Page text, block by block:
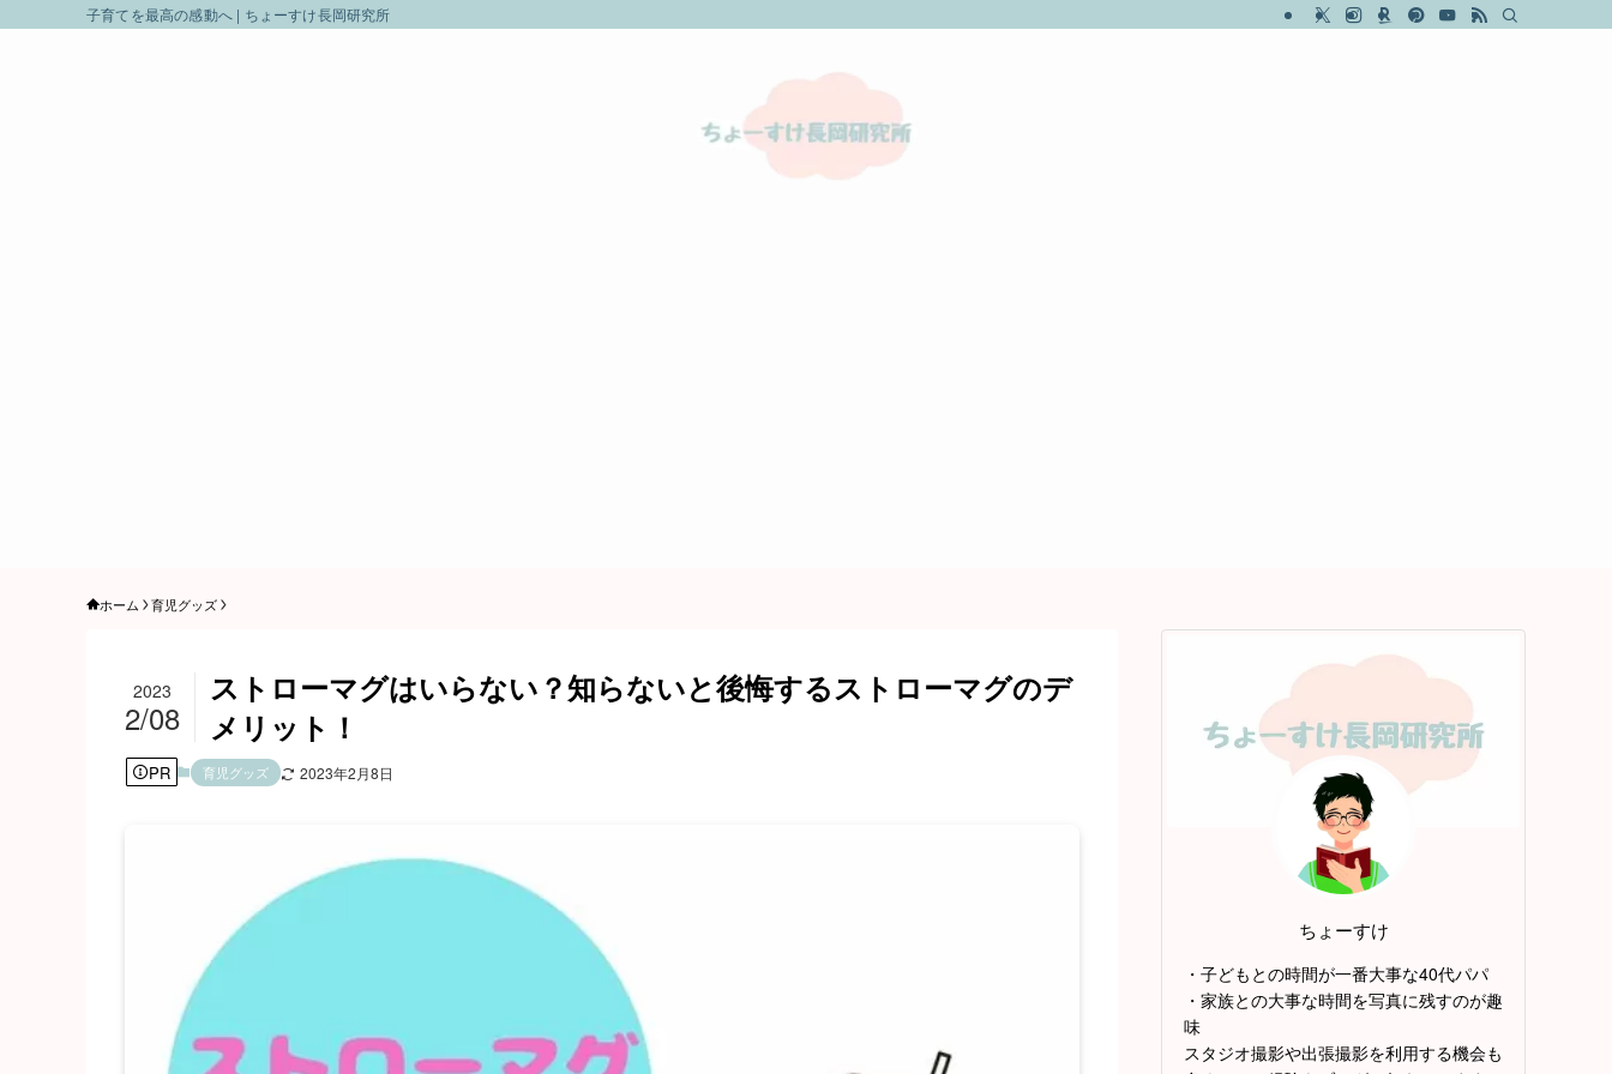
子育てを最高の感動へ | ちょーすけ長岡研究所
ホーム 育児グッズ
ストローマグはいらない？知らないと後悔するストローマグのデ
メリット！
2023
2/08
PR 育児グッズ 2023年2月8日
ちょーすけ
・子どもとの時間が一番大事な40代パパ
・家族との大事な時間を写真に残すのが趣
味
スタジオ撮影や出張撮影を利用する機会も